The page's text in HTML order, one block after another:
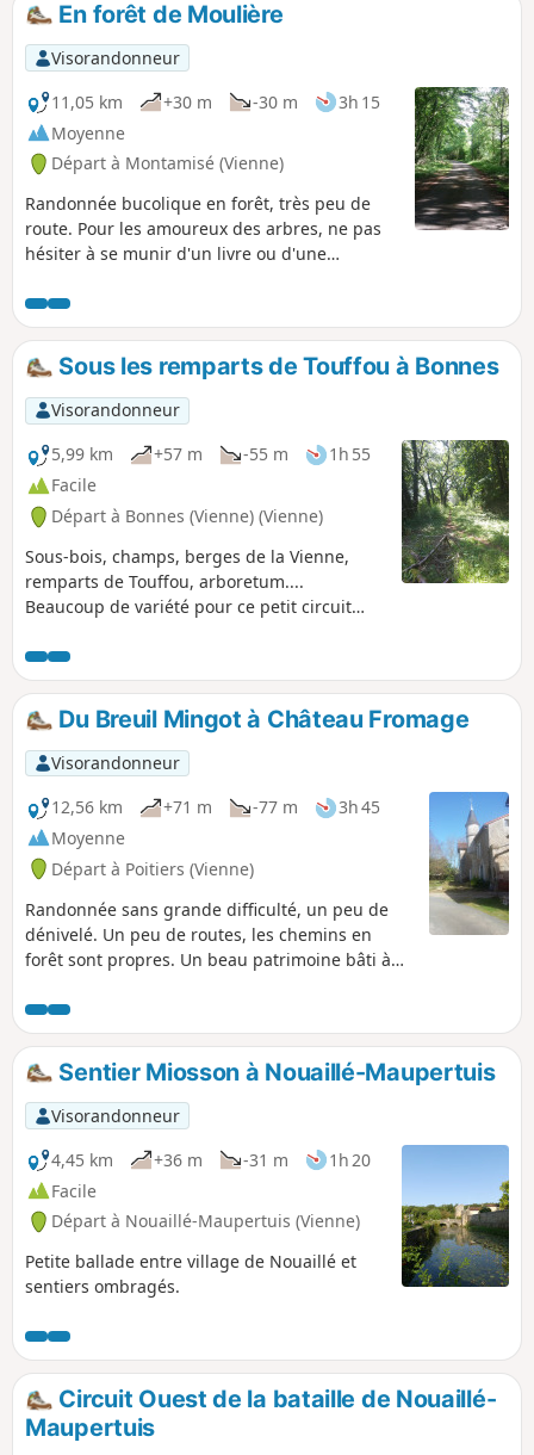
En forêt de Moulière
Visorandonneur
11,05 km
+30 m -30 m
3h 15
Moyenne
Départ à Montamisé (Vienne)
Randonnée bucolique en forêt, très peu de
route. Pour les amoureux des arbres, ne pas
hésiter à se munir d'un livre ou d'une
essences.
Sous les remparts de Touffou à Bonnes
Visorandonneur
5,99 km
+57 m -55 m
1h 55
Facile
Départ à Bonnes (Vienne) (Vienne)
Sous-bois, champs, berges de la Vienne,
remparts de Touffou, arboretum....
Beaucoup de variété pour ce petit circuit
temps sec.
Du Breuil Mingot à Château Fromage
Visorandonneur
12,56 km
+71 m -77 m
3h 45
Moyenne
Départ à Poitiers (Vienne)
Randonnée sans grande difficulté, un peu de
dénivelé. Un peu de routes, les chemins en
forêt sont propres. Un beau patrimoine bâti à
Sentier Miosson à Nouaillé-Maupertuis
Visorandonneur
4,45 km
+36 m -31 m
1h 20
Facile
Départ à Nouaillé-Maupertuis (Vienne)
Petite ballade entre village de Nouaillé et
sentiers ombragés.
Circuit Ouest de la bataille de Nouaillé-
Maupertuis